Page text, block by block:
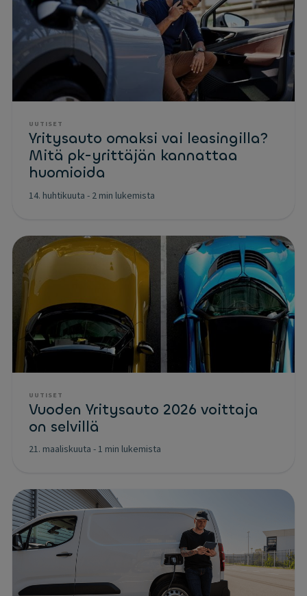
UUTISET
Yritysauto omaksi vai leasingilla?
Mitä pk-yrittäjän kannattaa
huomioida
14. huhtikuuta - 2 min lukemista
UUTISET
Vuoden Yritysauto 2026 voittaja
on selvillä
21. maaliskuuta - 1 min lukemista